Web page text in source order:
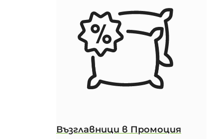
Възглавници в Промоция